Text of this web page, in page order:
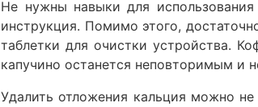
Не нужны навыки для
инструкция. Помимо этого,
таблетки для очистки устройства.
капучино останется неповторимым и
Удалить отложения кальция можно